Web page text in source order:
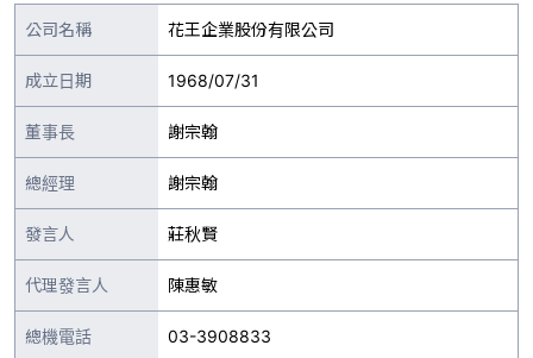
公司名稱 花王企業股份有限公司
成立日期 1968/07/31
董事長 謝宗翰
總經理 謝宗翰
發言人 莊秋賢
代理發言人 陳惠敏
總機電話 03-3908833